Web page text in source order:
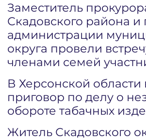
Заместитель
Скадовского района и
администрации
округа провели
членами семей
В Херсонской области
приговор по делу о
обороте табачных
Житель Скадовского